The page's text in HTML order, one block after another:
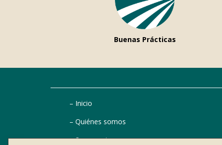
Buenas Prácticas
Inicio
Quiénes somos
Sugerencias